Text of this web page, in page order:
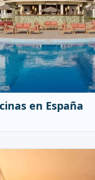
en España